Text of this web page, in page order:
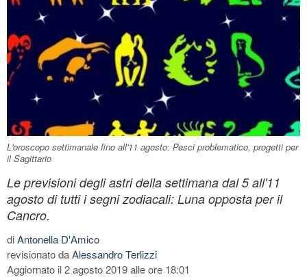
L'oroscopo settimanale fino all'11 agosto: Pesci problematico, progetti per
il Sagittario
Le previsioni degli astri della settimana dal 5 all'11
agosto di tutti i segni zodiacali: Luna opposta per il
Cancro.
diAntonella D'Amico
revisionato daAlessandro Terlizzi
Aggiornato il 2 agosto 2019 alle ore 18:01